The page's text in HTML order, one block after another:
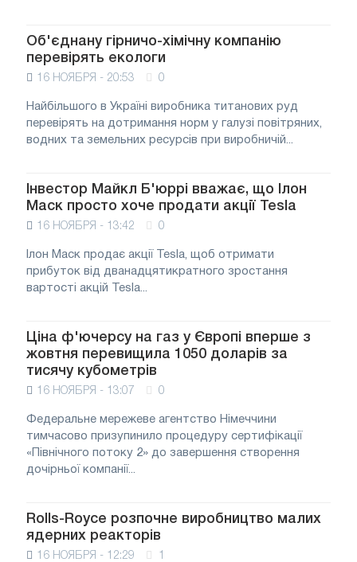
Об'єднану гірничо-хімічну компанію
перевірять екологи
16 НОЯБРЯ - 20:53 0
Найбільшого в Україні виробника титанових руд
перевірять на дотримання норм у галузі повітряних,
водних та земельних ресурсів при виробничій...
Інвестор Майкл Б'юррі вважає, що Ілон
Маск просто хоче продати акції Tesla
16 НОЯБРЯ - 13:42 0
Ілон Маск продає акції Tesla, щоб отримати
прибуток від дванадцятикратного зростання
вартості акцій Tesla...
Ціна ф'ючерсу на газ у Європі вперше з
жовтня перевищила 1050 доларів за
тисячу кубометрів
16 НОЯБРЯ - 13:07 0
Федеральне мережеве агентство Німеччини
тимчасово призупинило процедуру сертифікації
«Північного потоку 2» до завершення створення
дочірньої компанії...
Rolls-Royce розпочне виробництво малих
ядерних реакторів
16 НОЯБРЯ - 12:29 1